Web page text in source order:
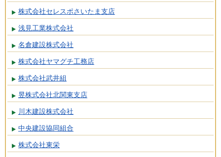
株式会社セレスポさいたま支店
浅見工業株式会社
名倉建設株式会社
株式会社ヤマグチ工務店
株式会社武井組
昱株式会社北関東支店
川木建設株式会社
中央建設協同組合
株式会社東栄